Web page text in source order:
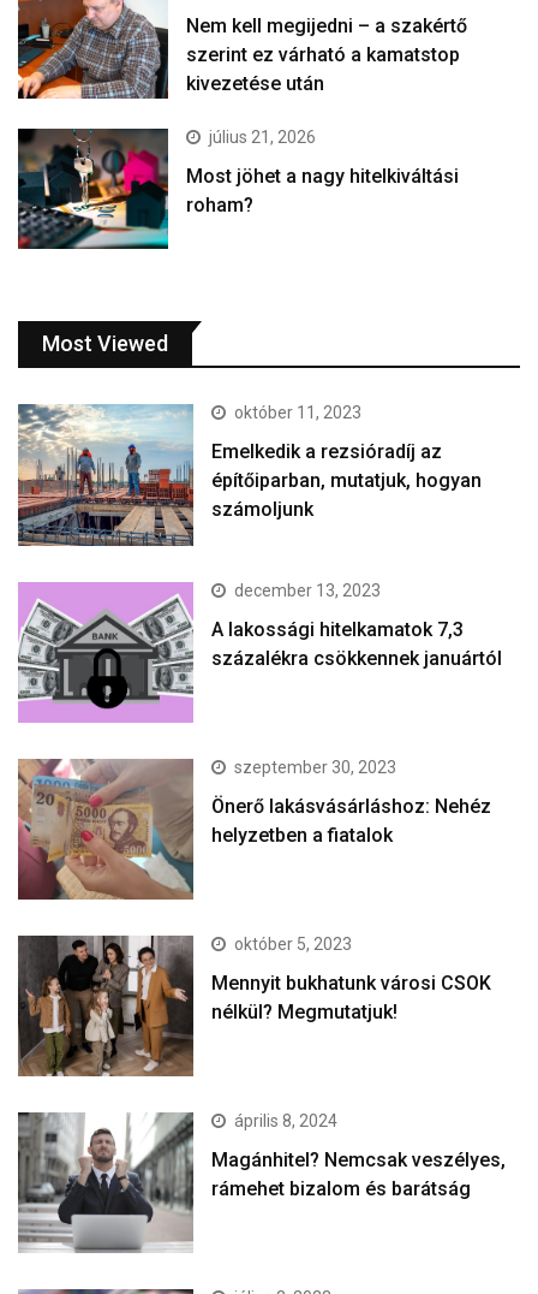
Nem kell megijedni – a szakértő
szerint ez várható a kamatstop
kivezetése után
július 21, 2026
Most jöhet a nagy hitelkiváltási
roham?
Most Viewed
október 11, 2023
Emelkedik a rezsióradíj az
építőiparban, mutatjuk, hogyan
számoljunk
december 13, 2023
A lakossági hitelkamatok 7,3
százalékra csökkennek januártól
szeptember 30, 2023
Önerő lakásvásárláshoz: Nehéz
helyzetben a fiatalok
október 5, 2023
Mennyit bukhatunk városi CSOK
nélkül? Megmutatjuk!
április 8, 2024
Magánhitel? Nemcsak veszélyes,
rámehet bizalom és barátság